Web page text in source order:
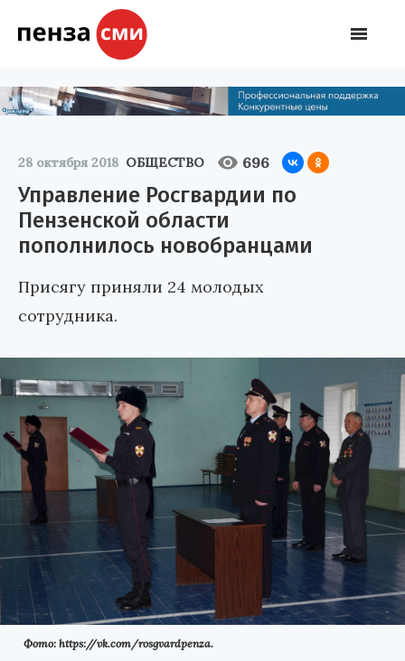
28 октября 2018 ОБЩЕСТВО 696
Управление Росгвардии по
Пензенской области
пополнилось новобранцами
Присягу приняли 24 молодых
сотрудника.
Фото: https://vk.com/rosgvardpenza.